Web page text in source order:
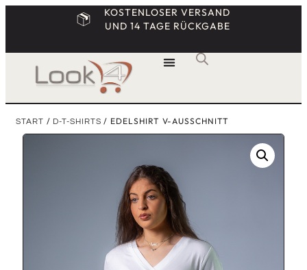
KOSTENLOSER VERSAND
UND 14 TAGE RÜCKGABE
START / D-T-SHIRTS / EDELSHIRT V-AUSSCHNITT